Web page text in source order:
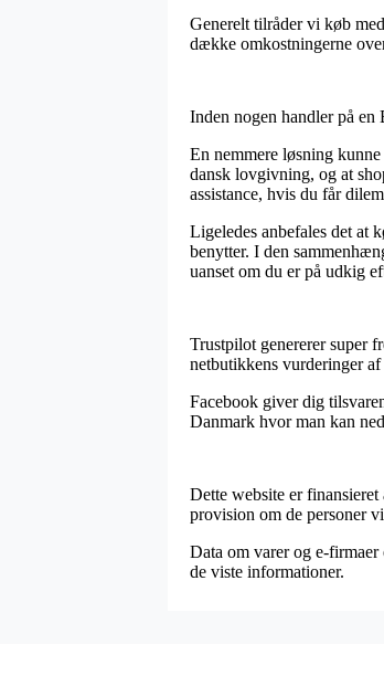
Generelt tilråder vi køb
dække omkostningerne
Inden nogen handler på
En nemmere løsning
dansk lovgivning, og at
assistance, hvis du får
Ligeledes anbefales det at
benytter. I den
uanset om du er på udkig
Trustpilot genererer super
netbutikkens vurderinger
Facebook giver dig
Danmark hvor man kan
Dette website er
provision om de personer
Data om varer og e-
de viste informationer.